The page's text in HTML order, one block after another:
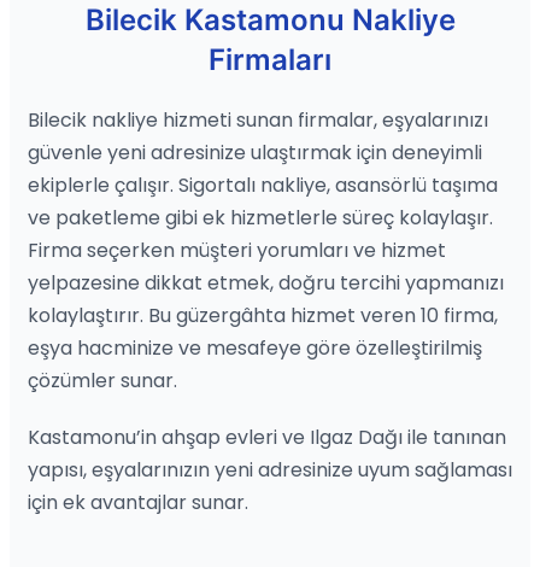
Bilecik Kastamonu Nakliye
Firmaları
Bilecik nakliye hizmeti sunan firmalar, eşyalarınızı
güvenle yeni adresinize ulaştırmak için deneyimli
ekiplerle çalışır. Sigortalı nakliye, asansörlü taşıma
ve paketleme gibi ek hizmetlerle süreç kolaylaşır.
Firma seçerken müşteri yorumları ve hizmet
yelpazesine dikkat etmek, doğru tercihi yapmanızı
kolaylaştırır. Bu güzergâhta hizmet veren 10 firma,
eşya hacminize ve mesafeye göre özelleştirilmiş
çözümler sunar.
Kastamonu’in ahşap evleri ve Ilgaz Dağı ile tanınan
yapısı, eşyalarınızın yeni adresinize uyum sağlaması
için ek avantajlar sunar.